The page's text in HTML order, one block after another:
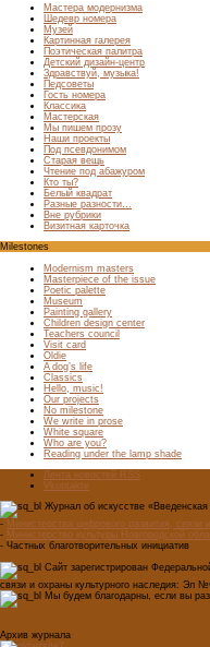
Мастера модернизма
Шедевр номера
Музей
Картинная галерея
Поэтическая палитра
Детский дизайн-центр
Здравствуй, музыка!
Педсоветы
Гость номера
Классика
Мастерская
Мы пишем прозу
Наши проекты
Под псевдонимом
Старая вещь
Чтение под абажуром
Кто ты?
Белый квадрат
Разные разности…
Вне рубрики
Визитная карточка
Milestones
Modernism masters
Masterpiece of the issue
Poetic palette
Museum
Painting gallery
Children design center
Teachers council
Visit card
Oldie
A dog’s life
Classics
Hello, music!
Our projects
No milestone
We write in prose
White square
Who are you?
Reading under the lamp shade
Лента новостей RSS
Vkontakte
Журнал об искусстве
- Министерства цифрового развития,
- Министерство культуры Новгородской
- Частных благотворительных инициатив
Сайт зарегистрирован
связи и охраны культурного наследия: Эл
Мы будем благодарны, если вы
Архив журнала